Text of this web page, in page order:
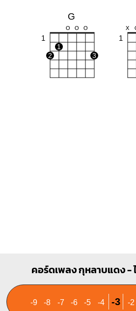
G
O O O
1
1
2
3
X
1
คอร์ดเพลง กุหลาบแดง -
-9 -8 -7 -6 -5 -4 -3 -2